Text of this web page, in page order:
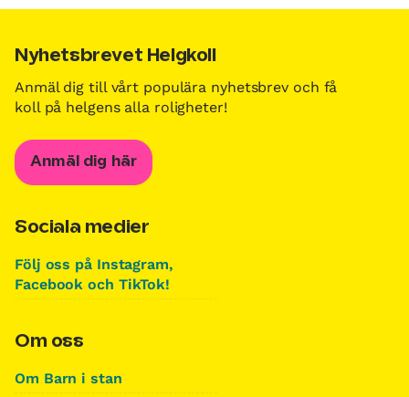
Nyhetsbrevet Helgkoll
Anmäl dig till vårt populära nyhetsbrev och få
koll på helgens alla roligheter!
Anmäl dig här
Sociala medier
Följ oss på Instagram,
Facebook och TikTok!
Om oss
Om Barn i stan